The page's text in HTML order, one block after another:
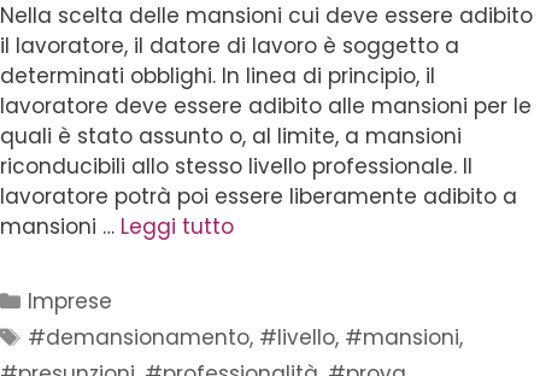
Nella scelta delle mansioni cui deve essere adibito
il lavoratore, il datore di lavoro è soggetto a
determinati obblighi. In linea di principio, il
lavoratore deve essere adibito alle mansioni per le
quali è stato assunto o, al limite, a mansioni
riconducibili allo stesso livello professionale. Il
lavoratore potrà poi essere liberamente adibito a
mansioni … Leggi tutto
Imprese
#demansionamento, #livello, #mansioni,